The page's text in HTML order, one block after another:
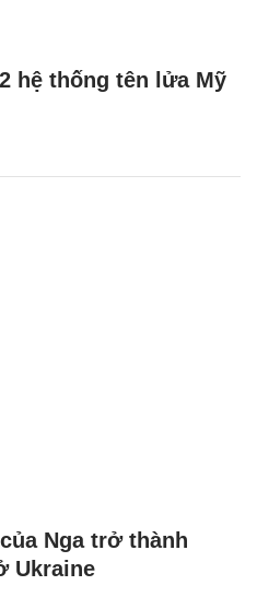
hệ thống tên lửa Mỹ
Nga trở thành
Ukraine